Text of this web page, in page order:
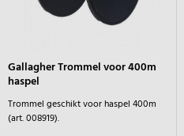
Gallagher Trommel voor 400m
haspel
Trommel geschikt voor haspel 400m
(art. 008919).